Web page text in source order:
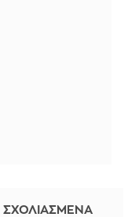
ΣΧΟΛΙΑΣΜΕΝΑ